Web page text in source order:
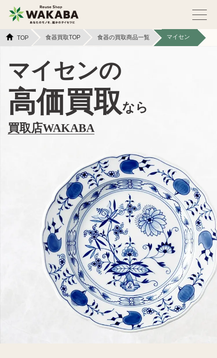
TOP 食器買取TOP 食器の買取商品一覧 マイセン
マイセンの
高価買取なら
買取店WAKABA